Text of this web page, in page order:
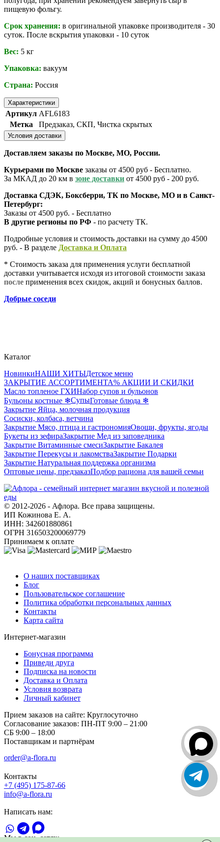
пищевую фольгу.
Срок хранения: в оригинальной упаковке производителя - 30
суток. После вскрытия упаковки - 10 суток
Вес: 5 кг
Упаковка: вакуум
Страна: Россия
Характеристики
Артикул AFL6183
Метка
Предзаказ, СКП, Чистка скрытых
Условия доставки
Доставляем заказы по Москве, МО, России.
Курьерами по Москве заказы от 4500 руб - Бесплатно.
За МКАД до 20 км в зоне доставки от 4500 руб - 200 руб.
Доставка СДЭК, Боксберри, ТК по Москве, МО и в Санкт-
Петербург:
Заказы от 4500 руб. - Бесплатно
В другие регионы по РФ - по расчету ТК.
Подробные условия и стоимость доставки на сумму до 4500
руб. - В разделе Доставка и Оплата
* Стоимость заказа для применения услуги бесплатной
доставки учитывается исходя из итоговой стоимости заказа
после применения всех скидок, акций и бонусных баллов.
Добрые соседи
Каталог
НовинкиНАШИ ХИТЫДетское меню
ЗАКРЫТИЕ АССОРТИМЕНТА% АКЦИИ И СКИДКИ
Масло топленое ГХИНабор супов и бульонов
Бульоны костные ❄СупыГотовые блюда ❄
Закрытие Яйца, молочная продукция
Сосиски, колбаса, ветчина
Закрытие Мясо, птица и гастрономияОвощи, фрукты, ягоды
Букеты из зефираЗакрытие Мед из заповедника
Закрытие Витаминные смесиЗакрытие Бакалея
Закрытие Перекусы и лакомстваЗакрытие Подарки
Закрытие Натуральная поддержка организма
Оптовые цены, предзаказПодбор рациона для вашей семьи
© 2012-2026 - Афлора. Все права защищены.
ИП Кожинова Е. А.
ИНН: 342601880861
ОГРН 316503200069779
Принимаем к оплате
О наших поставщиках
Блог
Пользовательское соглашение
Политика обработки персональных данных
Контакты
Карта сайта
Интернет-магазин
Бонусная программа
Приведи друга
Подписка на новости
Доставка и Оплата
Условия возврата
Личный кабинет
Прием заказов на сайте: Круглосуточно
Согласование заказов: ПН-ПТ 9:00 – 21:00
СБ 9:00 – 18:00
Поставщикам и партнёрам
order@a-flora.ru
Контакты
+7 (495) 175-87-66
info@a-flora.ru
Написать нам:
Мы в соц. сетях: